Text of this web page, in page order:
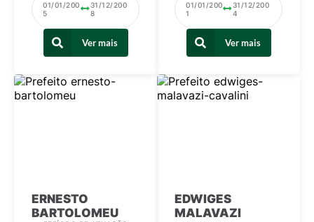
01/01/200
5
31/12/200
8
Ver mais
01/01/200
1
31/12/200
4
Ver mais
ERNESTO
BARTOLOMEU
EDWIGES
MALAVAZI